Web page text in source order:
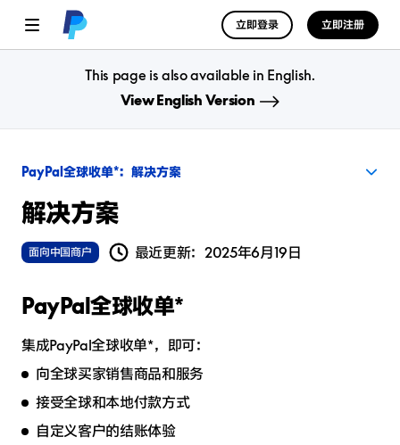
立即登录 立即注册
This page is also available in English.
View English Version
解决方案
解决方案
面向中国商户 最近更新： 2025年6月19日
PayPal全球收单*
集成PayPal全球收单*，即可：
向全球买家销售商品和服务
接受全球和本地付款方式
自定义客户的结账体验